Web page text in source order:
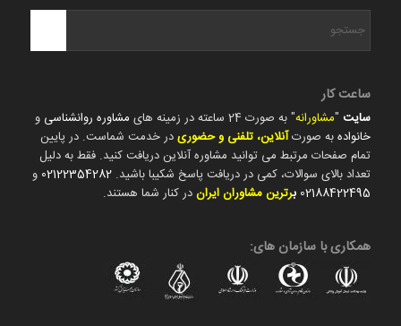
ساعت کار
سایت"مشاورانه" به صورت 24 ساعته در زمینه های مشاوره روانشناسی و
خانوادهبه صورتآنلاین، تلفنی و حضوریدر خدمت شماست. در پایین
تمام صفحات مرتبط می توانید مشاوره آنلاین دریافت کنید. فقط به دلیل
تعداد بالای سوالات، کمی در دریافت پاسخ شکیبا باشید. 02122354282 و
02188422495 برترین مشاوران ایراندر کنار شما هستند.
همکاری با سازمان های: